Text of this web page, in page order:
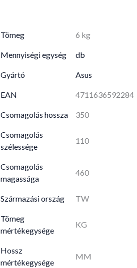
Tömeg 6 kg
Mennyiségi egység db
Gyártó Asus
EAN 4711636592284
Csomagolás hossza 350
Csomagolás
szélessége
110
Csomagolás
magassága
460
Származási ország TW
Tömeg
mértékegysége
KG
Hossz
mértékegysége
MM